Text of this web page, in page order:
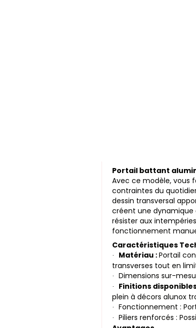
Portail battant
Avec ce modèle, vous
contraintes du
dessin transversal
créent une dynamique
résister aux
fonctionnement
Caractéristiques
· Matériau :Portail
transverses tout en
· Dimensions sur-
· Finitions
plein à décors alunox
· Fonctionnement :
·
Piliers renforcés :